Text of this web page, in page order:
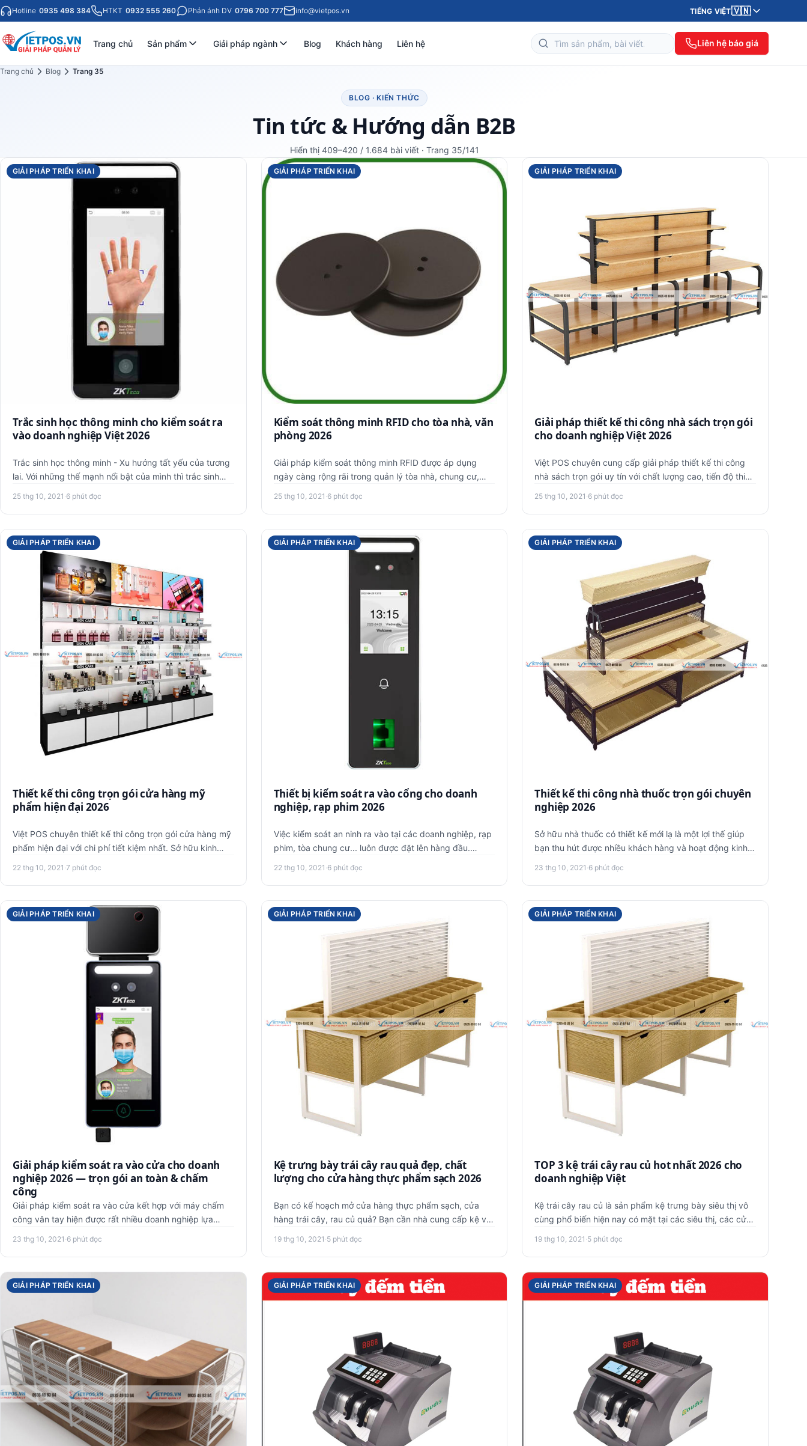
Hotline 0935 498 384 HTKT 0932 555 260 Phản ánh DV 0796 700 777 info@vietpos.vn TIẾNG VIỆT🇻🇳
Trang chủ Sản phẩm Giải pháp ngành Blog Khách hàng Liên hệ Liên hệ báo giá
Trang chủ Blog Trang 35
BLOG · KIẾN THỨC
Tin tức & Hướng dẫn B2B
Hiển thị 409–420 / 1.684 bài viết · Trang 35/141
GIẢI PHÁP TRIỂN KHAI
Trắc sinh học thông minh cho kiểm soát ra
vào doanh nghiệp Việt 2026
Trắc sinh học thông minh - Xu hướng tất yếu của tương
lai. Với những thế mạnh nổi bật của mình thì trắc sinh
25 thg 10, 2021 ·6 phút đọc
GIẢI PHÁP TRIỂN KHAI
Kiểm soát thông minh RFID cho tòa nhà, văn
phòng 2026
Giải pháp kiểm soát thông minh RFID được áp dụng
ngày càng rộng rãi trong quản lý tòa nhà, chung cư,
25 thg 10, 2021 ·6 phút đọc
GIẢI PHÁP TRIỂN KHAI
Giải pháp thiết kế thi công nhà sách trọn gói
cho doanh nghiệp Việt 2026
Việt POS chuyên cung cấp giải pháp thiết kế thi công
nhà sách trọn gói uy tín với chất lượng cao, tiến độ thi
25 thg 10, 2021 ·6 phút đọc
GIẢI PHÁP TRIỂN KHAI
Thiết kế thi công trọn gói cửa hàng mỹ
phẩm hiện đại 2026
Việt POS chuyên thiết kế thi công trọn gói cửa hàng mỹ
phẩm hiện đại với chi phí tiết kiệm nhất. Sở hữu kinh
22 thg 10, 2021 ·7 phút đọc
GIẢI PHÁP TRIỂN KHAI
Thiết bị kiểm soát ra vào cổng cho doanh
nghiệp, rạp phim 2026
Việc kiểm soát an ninh ra vào tại các doanh nghiệp, rạp
phim, tòa chung cư... luôn được đặt lên hàng đầu.
22 thg 10, 2021 ·6 phút đọc
GIẢI PHÁP TRIỂN KHAI
Thiết kế thi công nhà thuốc trọn gói chuyên
nghiệp 2026
Sở hữu nhà thuốc có thiết kế mới lạ là một lợi thế giúp
bạn thu hút được nhiều khách hàng và hoạt động kinh
23 thg 10, 2021 ·6 phút đọc
GIẢI PHÁP TRIỂN KHAI
Giải pháp kiểm soát ra vào cửa cho doanh
nghiệp 2026 — trọn gói an toàn & chấm
công
Giải pháp kiểm soát ra vào cửa kết hợp với máy chấm
công vân tay hiện được rất nhiều doanh nghiệp lựa
23 thg 10, 2021 ·6 phút đọc
GIẢI PHÁP TRIỂN KHAI
Kệ trưng bày trái cây rau quả đẹp, chất
lượng cho cửa hàng thực phẩm sạch 2026
Bạn có kế hoạch mở cửa hàng thực phẩm sạch, cửa
hàng trái cây, rau củ quả? Bạn cần nhà cung cấp kệ với
19 thg 10, 2021 ·5 phút đọc
GIẢI PHÁP TRIỂN KHAI
TOP 3 kệ trái cây rau củ hot nhất 2026 cho
doanh nghiệp Việt
Kệ trái cây rau củ là sản phẩm kệ trưng bày siêu thị vô
cùng phổ biến hiện nay có mặt tại các siêu thị, các cửa
19 thg 10, 2021 ·5 phút đọc
GIẢI PHÁP TRIỂN KHAI GIẢI PHÁP TRIỂN KHAI GIẢI PHÁP TRIỂN KHAI